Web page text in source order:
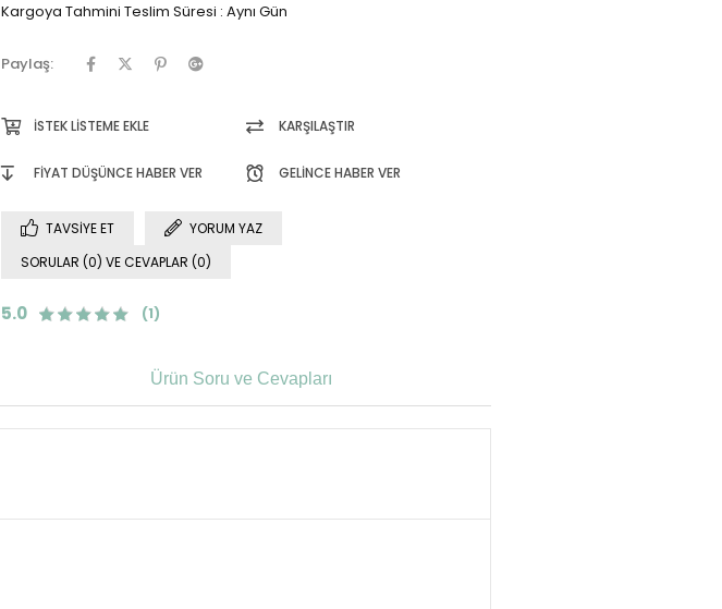
Kargoya Tahmini Teslim Süresi : Aynı Gün
Paylaş:
İSTEK LISTEME EKLE KARŞILAŞTIR
FIYAT DÜŞÜNCE HABER VER GELINCE HABER VER
TAVSIYE ET
YORUM YAZ
SORULAR (0) VE CEVAPLAR (0)
5.0 (1)
Ürün Soru ve Cevapları